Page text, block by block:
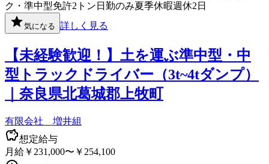
ク・準中型免許2トン 日勤のみ夏季休暇週休2日
気になる 詳しく見る
【未経験歓迎！】土を運ぶ準中型・中
型トラックドライバー（3t~4tダンプ）
｜奈良県北葛城郡上牧町
有限会社 増井組
想定給与
月給￥231,000〜￥254,100